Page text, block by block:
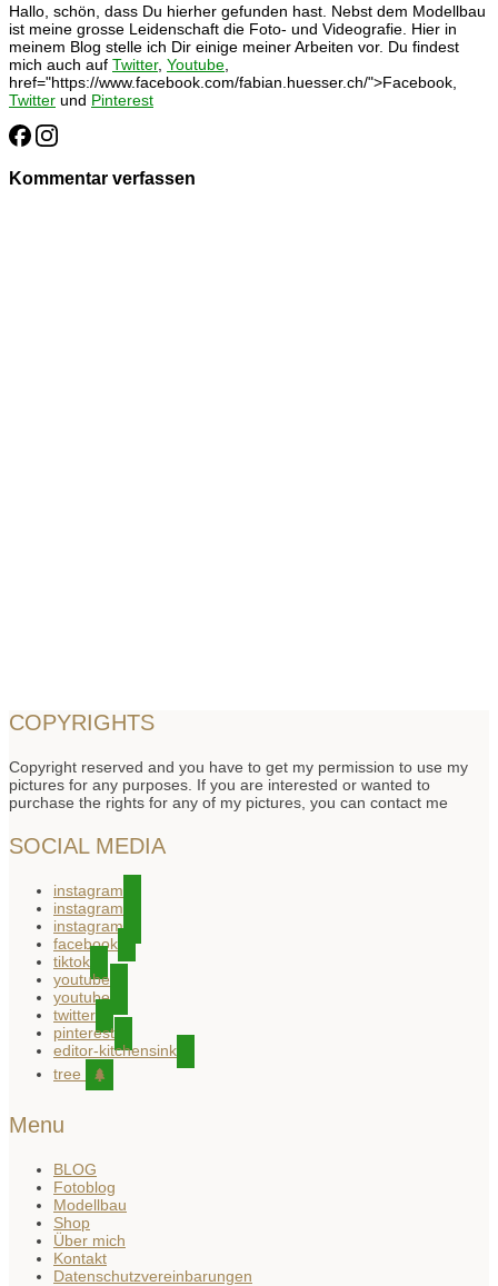
Hallo, schön, dass Du hierher gefunden hast. Nebst dem Modellbau
ist meine grosse Leidenschaft die Foto- und Videografie. Hier in
meinem Blog stelle ich Dir einige meiner Arbeiten vor. Du findest
mich auch auf Twitter, Youtube
href="https://www.facebook.com/fabian.huesser.ch/">Facebook,
Twitter und Pinterest
Kommentar verfassen
COPYRIGHTS
Copyright reserved and you have to get my permission to use my
pictures for any purposes. If you are interested or wanted to
purchase the rights for any of my pictures, you can contact me
SOCIAL MEDIA
instagram
instagram
instagram
facebook
tiktok
youtube
youtube
twitter
pinterest
editor-kitchensink
tree
Menu
BLOG
Fotoblog
Modellbau
Shop
Über mich
Kontakt
Datenschutzvereinbarungen